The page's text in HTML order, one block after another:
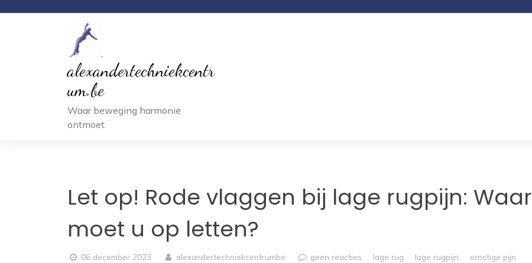
alexandertechniekcentr
um.be
Waar beweging harmonie
ontmoet.
Let op! Rode vlaggen bij lage rugpijn: Waar
moet u op letten?
06 december 2023 alexandertechniekcentrumbe geen reacties lage rug lage rugpijn
ernstige pijn